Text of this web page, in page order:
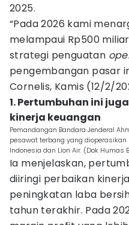
2025.
“Pada 2026 kami
melampaui Rp500
strategi penguatan
pengembangan pasar
Cornelis, Kamis (12/2/
1. Pertumbuhan ini
kinerja keuangan
Pemandangan Bandara Jenderal
pesawat terbang yang
Indonesia dan Lion Air. (Dok Humas
Ia menjelaskan,
diiringi perbaikan
peningkatan laba
tahun terakhir. Pada